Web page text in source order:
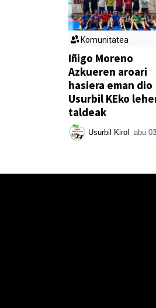
Komunitatea
Iñigo Moreno
Azkueren aroari
hasiera eman dio
Usurbil KEko
taldeak
Usurbil Kirol abu 03